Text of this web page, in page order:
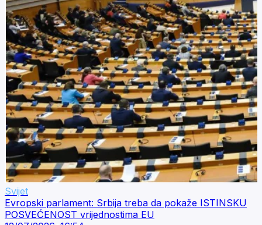
Svijet
Evropski parlament: Srbija treba da pokaže ISTINSKU
POSVEĆENOST vrijednostima EU